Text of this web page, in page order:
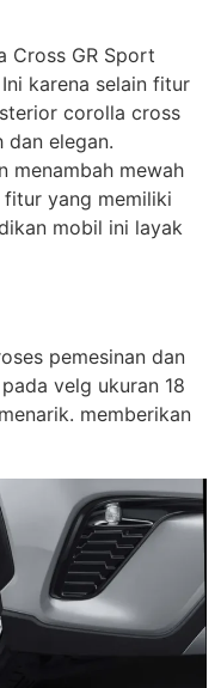
Cross GR Sport
karena selain fitur
corolla cross
dan elegan.
menambah mewah
fitur yang memiliki
mobil ini layak
pemesinan dan
velg ukuran 18
memberikan